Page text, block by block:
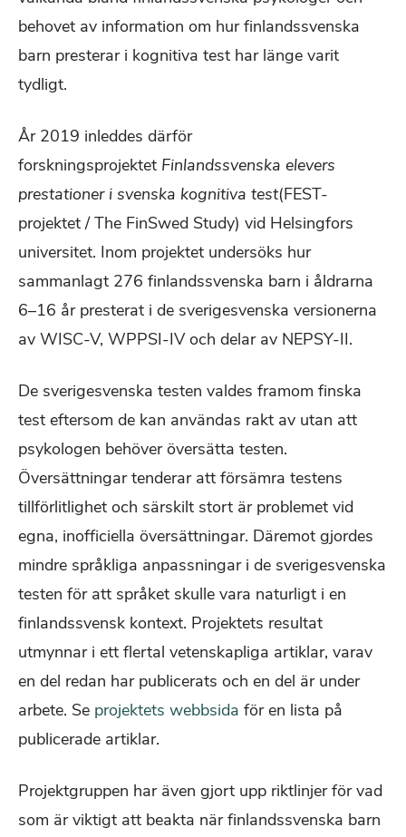
behovet av information om hur finlandssvenska
barn presterar i kognitiva test har länge varit
tydligt.
År 2019 inleddes därför
forskningsprojektet Finlandssvenska elevers
prestationer i svenska kognitiva test(FEST-
projektet / The FinSwed Study) vid Helsingfors
universitet. Inom projektet undersöks hur
sammanlagt 276 finlandssvenska barn i åldrarna
6–16 år presterat i de sverigesvenska versionerna
av WISC-V, WPPSI-IV och delar av NEPSY-II.
De sverigesvenska testen valdes framom finska
test eftersom de kan användas rakt av utan att
psykologen behöver översätta testen.
Översättningar tenderar att försämra testens
tillförlitlighet och särskilt stort är problemet vid
egna, inofficiella översättningar. Däremot gjordes
mindre språkliga anpassningar i de sverigesvenska
testen för att språket skulle vara naturligt i en
finlandssvensk kontext. Projektets resultat
utmynnar i ett flertal vetenskapliga artiklar, varav
en del redan har publicerats och en del är under
arbete. Se projektets webbsida för en lista på
publicerade artiklar.
Projektgruppen har även gjort upp riktlinjer för vad
som är viktigt att beakta när finlandssvenska barn